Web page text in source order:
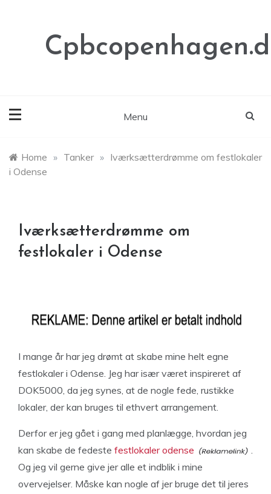
Menu
Home » Tanker » Iværksætterdrømme om festlokaler
i Odense
Iværksætterdrømme om
festlokaler i Odense
I mange år har jeg drømt at skabe mine helt egne
festlokaler i Odense. Jeg har især været inspireret af
DOK5000, da jeg synes, at de nogle fede, rustikke
lokaler, der kan bruges til ethvert arrangement.
Derfor er jeg gået i gang med planlægge, hvordan jeg
kan skabe de fedeste festlokaler odense
.
Og jeg vil gerne give jer alle et indblik i mine
overvejelser. Måske kan nogle af jer bruge det til jeres